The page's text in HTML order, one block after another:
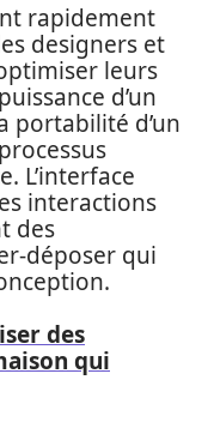
rapidement
designers et
leurs
d’un
portabilité d’un
L’interface
interactions
des
déposer qui
des
qui